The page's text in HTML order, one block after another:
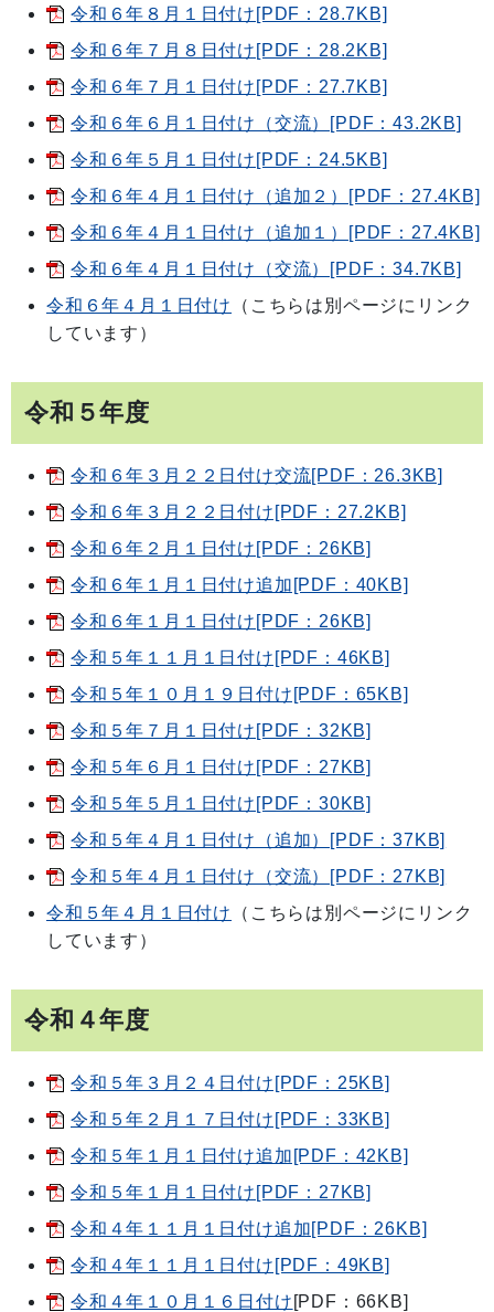
令和６年８月１日付け[PDF：28.7KB]
令和６年７月８日付け[PDF：28.2KB]
令和６年７月１日付け[PDF：27.7KB]
令和６年６月１日付け（交流）[PDF：43.2KB]
令和６年５月１日付け[PDF：24.5KB]
令和６年４月１日付け（追加２）[PDF：27.4KB]
令和６年４月１日付け（追加１）[PDF：27.4KB]
令和６年４月１日付け（交流）[PDF：34.7KB]
令和６年４月１日付け
（こちらは別ページにリンク
しています）
令和５年度
令和６年３月２２日付け交流[PDF：26.3KB]
令和６年３月２２日付け[PDF：27.2KB]
令和６年２月１日付け[PDF：26KB]
令和６年１月１日付け追加[PDF：40KB]
令和６年１月１日付け[PDF：26KB]
令和５年１１月１日付け[PDF：46KB]
令和５年１０月１９日付け[PDF：65KB]
令和５年７月１日付け[PDF：32KB]
令和５年６月１日付け[PDF：27KB]
令和５年５月１日付け[PDF：30KB]
令和５年４月１日付け（追加）[PDF：37KB]
令和５年４月１日付け（交流）[PDF：27KB]
令和５年４月１日付け
（こちらは別ページにリンク
しています）
令和４年度
令和５年３月２４日付け[PDF：25KB]
令和５年２月１７日付け[PDF：33KB]
令和５年１月１日付け追加[PDF：42KB]
令和５年１月１日付け[PDF：27KB]
令和４年１１月１日付け追加[PDF：26KB]
令和４年１１月１日付け[PDF：49KB]
令和４年１０月１６日付け [PDF：66KB]